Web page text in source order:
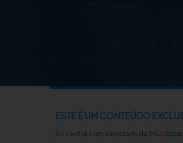
ESTE É UM CONTEÚDO
Se você já é um associado da SBU